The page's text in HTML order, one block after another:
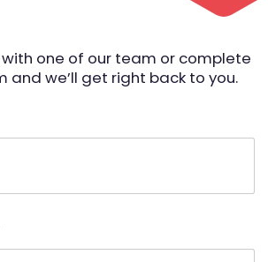
one of our team or complete
and we’ll get right back to you.